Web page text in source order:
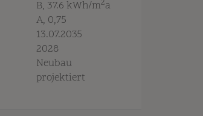
B, 37.6 kWh/m2a
A, 0,75
13.07.2035
2028
Neubau
projektiert